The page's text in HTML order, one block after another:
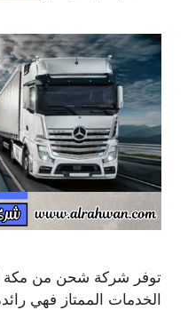
توفر شركة شحن من مكة
الخدمات الممتاز فهي